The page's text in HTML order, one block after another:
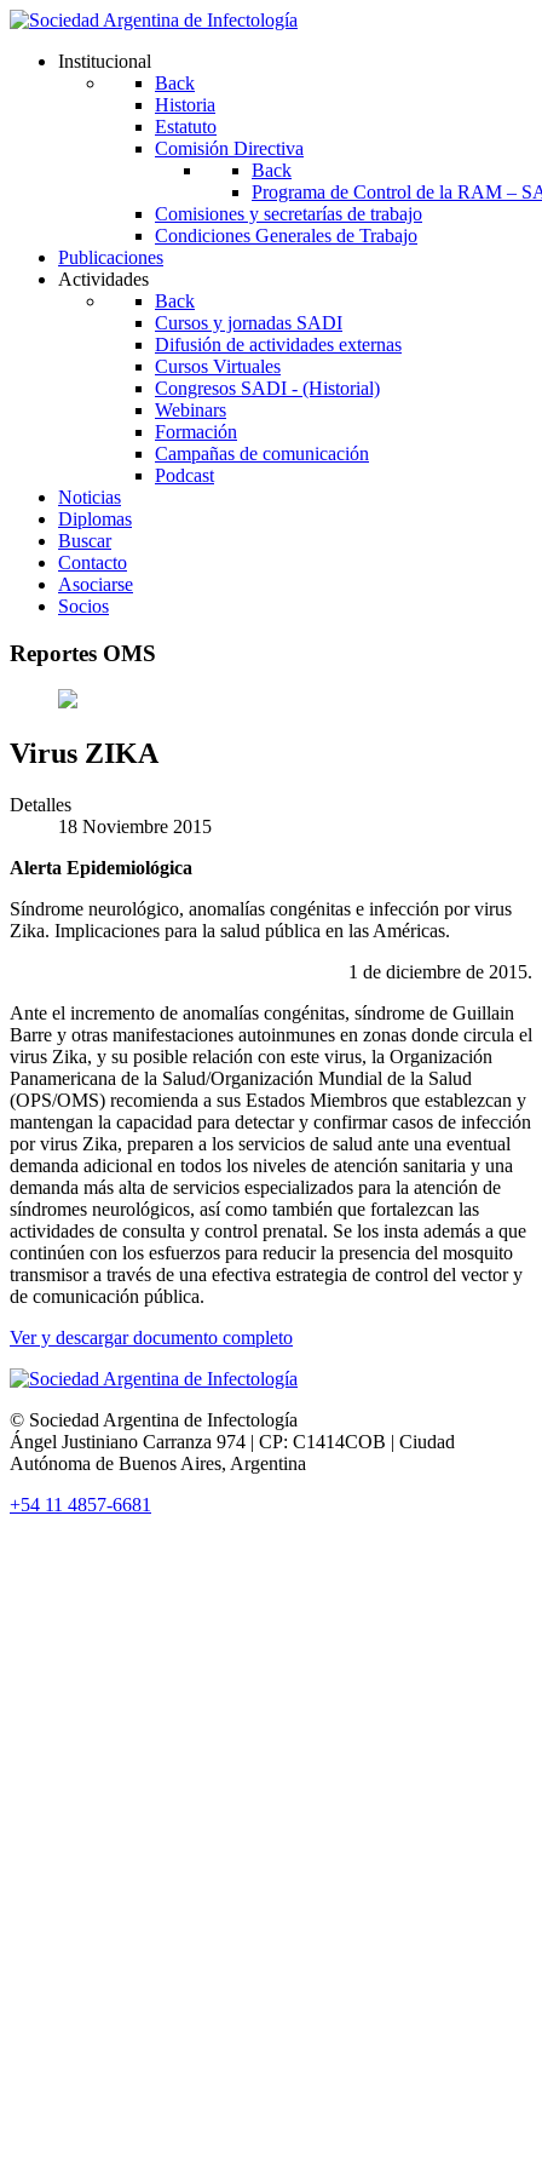
Institucional
Back
Historia
Estatuto
Comisión Directiva
Back
Programa de Control de la RAM –
Comisiones y secretarías de trabajo
Condiciones Generales de Trabajo
Publicaciones
Actividades
Back
Cursos y jornadas SADI
Difusión de actividades externas
Cursos Virtuales
Congresos SADI - (Historial)
Webinars
Formación
Campañas de comunicación
Podcast
Noticias
Diplomas
Buscar
Contacto
Asociarse
Socios
Reportes OMS
Virus ZIKA
Detalles
18 Noviembre 2015
Alerta Epidemiológica
Síndrome neurológico, anomalías congénitas e infección por virus
Zika. Implicaciones para la salud pública en las Américas.
1 de diciembre de 2015.
Ante el incremento de anomalías congénitas, síndrome de Guillain
Barre y otras manifestaciones autoinmunes en zonas donde circula el
virus Zika, y su posible relación con este virus, la Organización
Panamericana de la Salud/Organización Mundial de la Salud
(OPS/OMS) recomienda a sus Estados Miembros que establezcan y
mantengan la capacidad para detectar y confirmar casos de infección
por virus Zika, preparen a los servicios de salud ante una eventual
demanda adicional en todos los niveles de atención sanitaria y una
demanda más alta de servicios especializados para la atención de
síndromes neurológicos, así como también que fortalezcan las
actividades de consulta y control prenatal. Se los insta además a que
continúen con los esfuerzos para reducir la presencia del mosquito
transmisor a través de una efectiva estrategia de control del vector y
de comunicación pública.
Ver y descargar documento completo
© Sociedad Argentina de Infectología
Ángel Justiniano Carranza 974 | CP: C1414COB | Ciudad
Autónoma de Buenos Aires, Argentina
+54 11 4857-6681